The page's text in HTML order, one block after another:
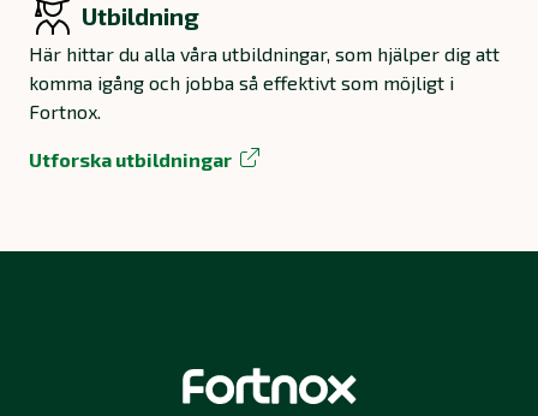
Utbildning
Här hittar du alla våra utbildningar, som hjälper dig att
komma igång och jobba så effektivt som möjligt i
Fortnox.
Utforska utbildningar